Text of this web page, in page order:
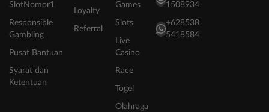
SlotNomor1
Responsible
Gambling
Pusat Bantuan
Syarat dan
Ketentuan
Loyalty
Referral
Games
Slots
Live
Casino
Race
Togel
Olahraga
1508934
+628538
5418584